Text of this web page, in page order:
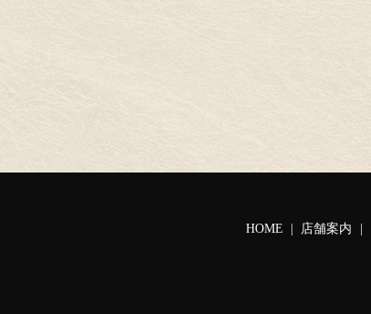
HOME 店舗案内